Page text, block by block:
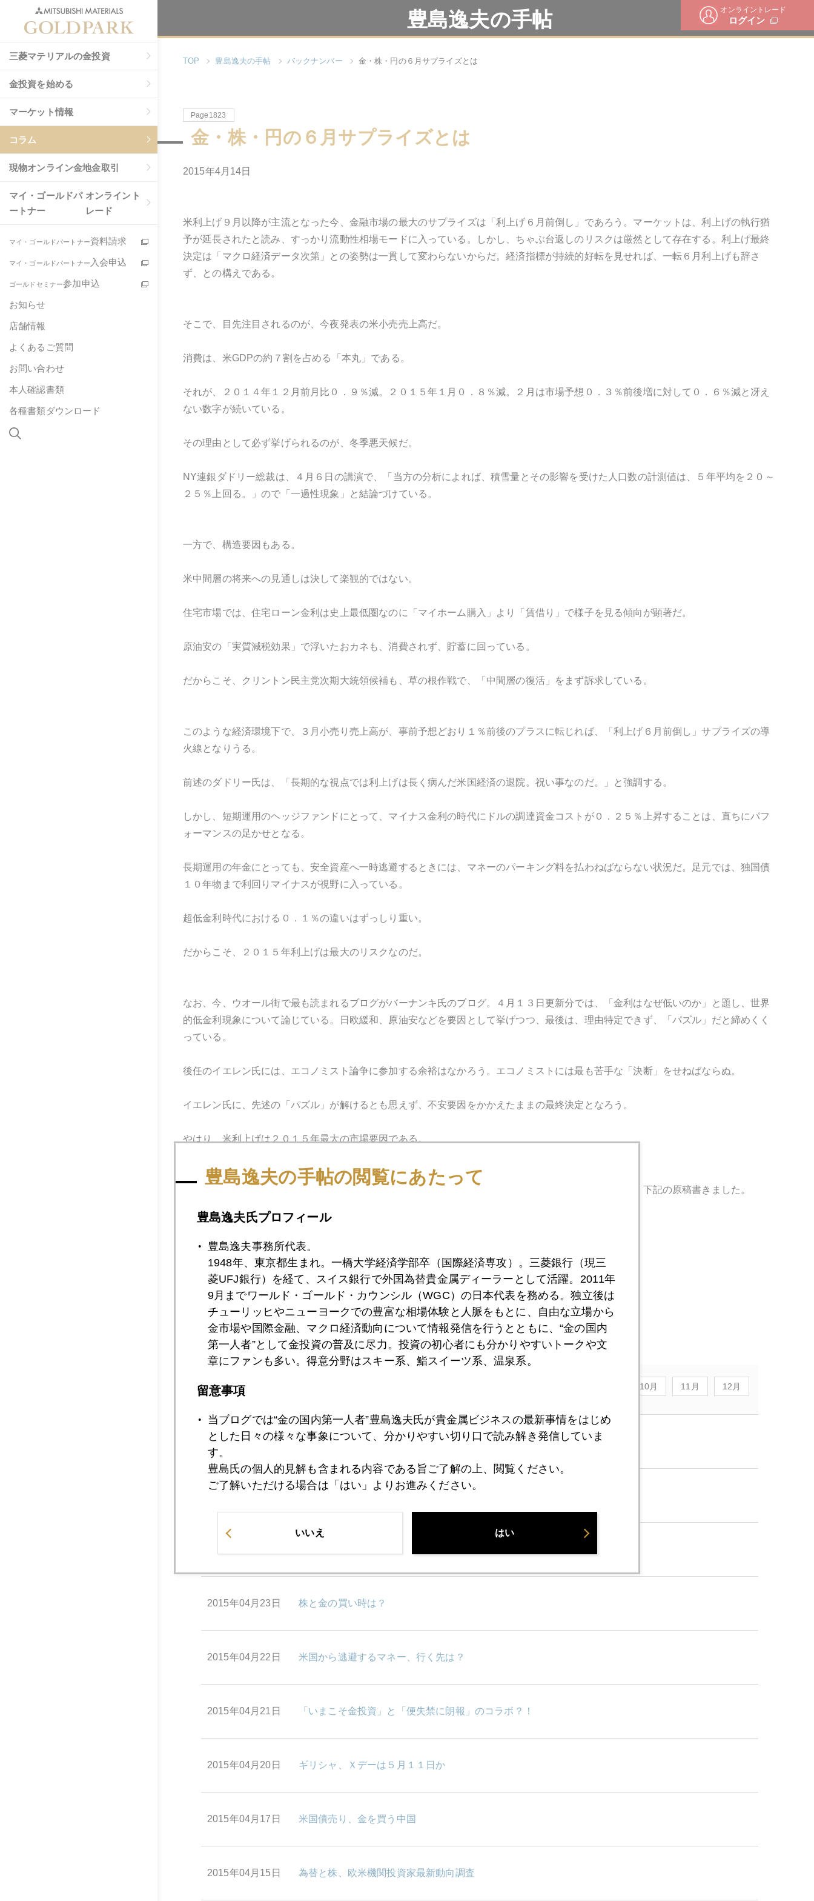
オンライントレード
ログイン
三菱マテリアルの金投資
金投資を始める
マーケット情報
コラム
現物オンライン金地金取引
マイ・ゴールドパ
ートナー
オンライント
レード
マイ・ゴールドパートナー資料請求
マイ・ゴールドパートナー 入会申込
ゴールドセミナー参加申込
お知らせ
店舗情報
よくあるご質問
お問い合わせ
本人確認書類
各種書類ダウンロード
豊島逸夫の手帖
TOP 豊島逸夫の手帖 バックナンバー 金・株・円の６月サプライズとは
Page1823
金・株・円の６月サプライズとは
2015年4月14日
米利上げ９月以降が主流となった今、金融市場の最大のサプライズは「利上げ６月前倒し」であろう。マーケットは、利上げの執行猶
予が延長されたと読み、すっかり流動性相場モードに入っている。しかし、ちゃぶ台返しのリスクは厳然として存在する。利上げ最終
決定は「マクロ経済データ次第」との姿勢は一貫して変わらないからだ。経済指標が持続的好転を見せれば、一転６月利上げも辞さ
ず、との構えである。
そこで、目先注目されるのが、今夜発表の米小売売上高だ。
消費は、米GDPの約７割を占める「本丸」である。
それが、２０１４年１２月前月比０．９％減。２０１５年１月０．８％減。２月は市場予想０．３％前後増に対して０．６％減と冴え
ない数字が続いている。
その理由として必ず挙げられるのが、冬季悪天候だ。
NY連銀ダドリー総裁は、４月６日の講演で、「当方の分析によれば、積雪量とその影響を受けた人口数の計測値は、５年平均を２０～
２５％上回る。」ので「一過性現象」と結論づけている。
一方で、構造要因もある。
米中間層の将来への見通しは決して楽観的ではない。
住宅市場では、住宅ローン金利は史上最低圏なのに「マイホーム購入」より「賃借り」で様子を見る傾向が顕著だ。
原油安の「実質減税効果」で浮いたおカネも、消費されず、貯蓄に回っている。
だからこそ、クリントン民主党次期大統領候補も、草の根作戦で、「中間層の復活」をまず訴求している。
このような経済環境下で、３月小売り売上高が、事前予想どおり１％前後のプラスに転じれば、「利上げ６月前倒し」サプライズの導
火線となりうる。
前述のダドリー氏は、「長期的な視点では利上げは長く病んだ米国経済の退院。祝い事なのだ。」と強調する。
しかし、短期運用のヘッジファンドにとって、マイナス金利の時代にドルの調達資金コストが０．２５％上昇することは、直ちにパフ
ォーマンスの足かせとなる。
長期運用の年金にとっても、安全資産へ一時逃避するときには、マネーのパーキング料を払わねばならない状況だ。足元では、独国債
１０年物まで利回りマイナスが視野に入っている。
超低金利時代における０．１％の違いはずっしり重い。
だからこそ、２０１５年利上げは最大のリスクなのだ。
なお、今、ウオール街で最も読まれるブログがバーナンキ氏のブログ。４月１３日更新分では、「金利はなぜ低いのか」と題し、世界
的低金利現象について論じている。日欧緩和、原油安などを要因として挙げつつ、最後は、理由特定できず、「パズル」だと締めくく
っている。
後任のイエレン氏には、エコノミスト論争に参加する余裕はなかろう。エコノミストには最も苦手な「決断」をせねばならぬ。
イエレン氏に、先述の「パズル」が解けるとも思えず、不安要因をかかえたままの最終決定となろう。
やはり、米利上げは２０１５年最大の市場要因である。
さて、豊島事務所、副代表治部れんげが、私と共同執筆で始めた新連載コラム「２５歳のあなたへ」に、下記の原稿書きました。
第五回「結婚して家を買おうと思ったら、マンションのモデルルームより「保育課」へ行こう」
第六回「２０代後半女性の転職は「産んでも働ける会社」選びが重要！
http://news.mynavi.jp/money/gold/
2015年 10月 11月 12月
2015年04月30日 アテネで感じる「５月の波乱」と日本への警鐘
2015年04月23日 株と金の買い時は？
2015年04月22日 米国から逃避するマネー、行く先は？
2015年04月21日 「いまこそ金投資」と「便失禁に朗報」のコラボ？！
2015年04月20日 ギリシャ、Ｘデーは５月１１日か
2015年04月17日 米国債売り、金を買う中国
2015年04月15日 為替と株、欧米機関投資家最新動向調査
豊島逸夫の手帖の閲覧にあたって
豊島逸夫氏プロフィール
豊島逸夫事務所代表。
1948年、東京都生まれ。一橋大学経済学部卒（国際経済専攻）。三菱銀行（現三
菱UFJ銀行）を経て、スイス銀行で外国為替貴金属ディーラーとして活躍。2011年
9月までワールド・ゴールド・カウンシル（WGC）の日本代表を務める。独立後は
チューリッヒやニューヨークでの豊富な相場体験と人脈をもとに、自由な立場から
金市場や国際金融、マクロ経済動向について情報発信を行うとともに、“金の国内
第一人者”として金投資の普及に尽力。投資の初心者にも分かりやすいトークや文
章にファンも多い。得意分野はスキー系、鮨スイーツ系、温泉系。
留意事項
当ブログでは“金の国内第一人者”豊島逸夫氏が貴金属ビジネスの最新事情をはじめ
とした日々の様々な事象について、分かりやすい切り口で読み解き発信していま
す。
豊島氏の個人的見解も含まれる内容である旨ご了解の上、閲覧ください。
ご了解いただける場合は「はい」よりお進みください。
いいえ はい